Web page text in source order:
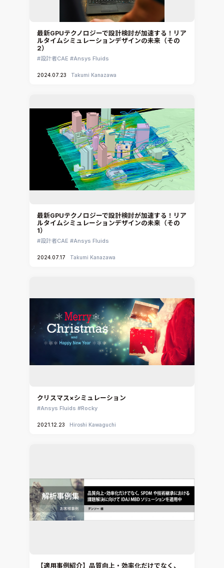
最新GPUテクノロジーで設計検討が加速する！リア
ルタイムシミュレーションデザインの未来（その
2）
設計者CAE Ansys Fluids
2024.07.23 Takumi Kanazawa
最新GPUテクノロジーで設計検討が加速する！リア
ルタイムシミュレーションデザインの未来（その
1）
設計者CAE Ansys Fluids
2024.07.17 Takumi Kanazawa
クリスマス×シミュレーション
Ansys Fluids Rocky
2021.12.23 Hiroshi Kawaguchi
【適用事例紹介】品質向上・効率化だけでなく、